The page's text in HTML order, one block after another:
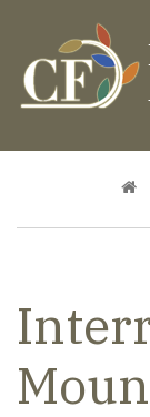
tartalomra
Morzsa